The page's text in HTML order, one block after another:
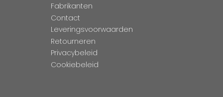
Fabrikanten
Contact
Leveringsvoorwaarden
Retourneren
Privacybeleid
Cookiebeleid